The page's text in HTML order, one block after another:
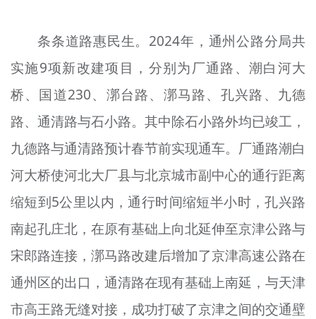
条条道路惠民生。2024年，通州公路分局共
实施9项新改建项目，分别为厂通路、潮白河大
桥、国道230、漷台路、漷马路、孔兴路、九德
路、通清路与石小路。其中除石小路外均已竣工，
九德路与通清路预计春节前实现通车。厂通路潮白
河大桥使河北大厂县与北京城市副中心的通行距离
缩短到5公里以内，通行时间缩短半小时，孔兴路
南起孔庄北，在原有基础上向北延伸至京津公路与
宋郎路连接，漷马路改建后增加了京津高速公路在
通州区的出口，通清路在现有基础上南延，与天津
市高王路无缝对接，成功打破了京津之间的交通壁